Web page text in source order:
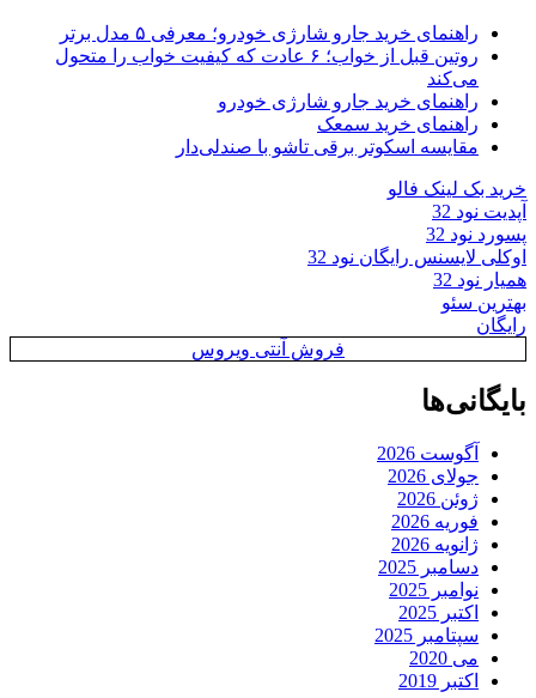
راهنمای خرید جارو شارژی خودرو؛ معرفی ۵ مدل برتر
روتین قبل از خواب؛ ۶ عادت که کیفیت خواب را متحول
می‌کند
راهنمای خرید جارو شارژی خودرو
راهنمای خرید سمعک
مقایسه اسکوتر برقی تاشو با صندلی‌دار
خرید بک لینک فالو
آپدیت نود 32
پسورد نود 32
اوکلی لایسنس رایگان نود 32
همیار نود 32
بهترین سئو
رایگان
فروش آنتی ویروس
بایگانی‌ها
آگوست 2026
جولای 2026
ژوئن 2026
فوریه 2026
ژانویه 2026
دسامبر 2025
نوامبر 2025
اکتبر 2025
سپتامبر 2025
می 2020
اکتبر 2019